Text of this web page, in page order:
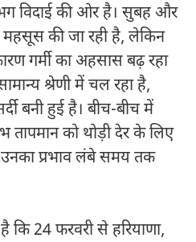
विदाई की ओर है। सुबह और
की जा रही है, लेकिन
गर्मी का अहसास बढ़ रहा
श्रेणी में चल रहा है,
बनी हुई है। बीच-बीच में
तापमान को थोड़ी देर के लिए
उनका प्रभाव लंबे समय तक
कि 24 फरवरी से हरियाणा,